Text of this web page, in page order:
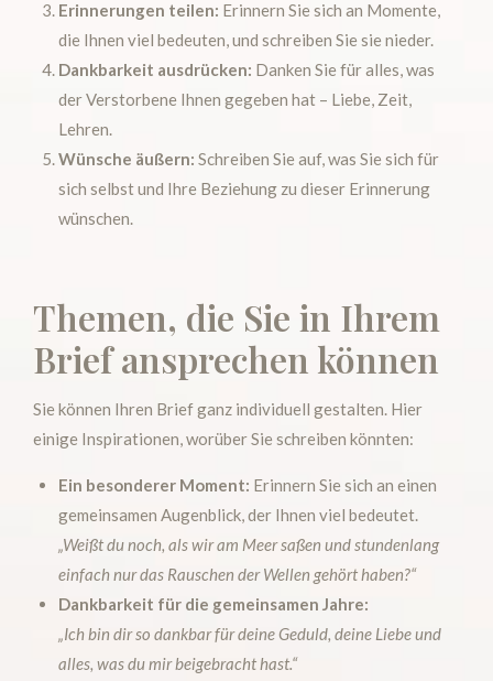
Erinnerungen teilen: Erinnern Sie sich an Momente,
die Ihnen viel bedeuten, und schreiben Sie sie nieder.
Dankbarkeit ausdrücken: Danken Sie für alles, was
der Verstorbene Ihnen gegeben hat – Liebe, Zeit,
Lehren.
Wünsche äußern: Schreiben Sie auf, was Sie sich für
sich selbst und Ihre Beziehung zu dieser Erinnerung
wünschen.
Themen, die Sie in Ihrem
Brief ansprechen können
Sie können Ihren Brief ganz individuell gestalten. Hier
einige Inspirationen, worüber Sie schreiben könnten:
Ein besonderer Moment: Erinnern Sie sich an einen
gemeinsamen Augenblick, der Ihnen viel bedeutet.
„Weißt du noch, als wir am Meer saßen und stundenlang
einfach nur das Rauschen der Wellen gehört haben?“
Dankbarkeit für die gemeinsamen Jahre:
„Ich bin dir so dankbar für deine Geduld, deine Liebe und
alles, was du mir beigebracht hast.“